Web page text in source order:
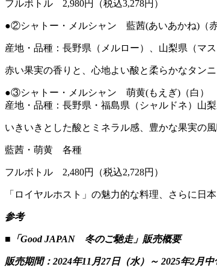
フルボトル 2,980円（税込3,278円）
●②シャトー・メルシャン 藍茜(あいあかね)（赤
産地・品種：長野県（メルロー）、山梨県（マ
赤い果実の香りと、心地よい酸と柔らかなタン
●③シャトー・メルシャン 萌黄(もえぎ)（白）
産地・品種：長野県・福島県（シャルドネ）山
いきいきとした酸とミネラル感、豊かな果実の
藍茜・萌黄 各種
フルボトル 2,480円（税込2,728円）
「ロイヤルホスト」の魅力的な料理、さらに日
参考
■「Good JAPAN 冬のご馳走」販売概要
販売期間：2024年11月27日（水）～ 2025年2月中